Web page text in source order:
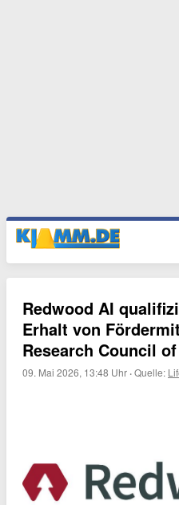
Redwood AI
Erhalt von
Research Council
09. Mai 2026, 13:48 Uhr ·Quelle: